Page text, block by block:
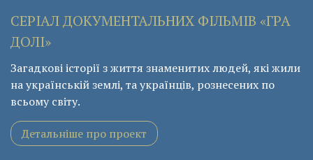
СЕРІАЛ ДОКУМЕНТАЛЬНИХ ФІЛЬМІВ «ГРА
ДОЛІ»
Загадкові історії з життя знаменитих людей, які жили
на українській землі, та українців, рознесених по
всьому світу.
Детальніше про проект